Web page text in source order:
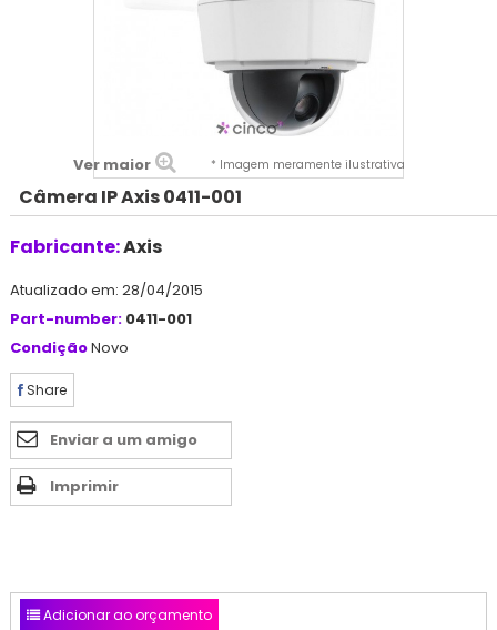
Ver maior * Imagem meramente ilustrativa
Câmera IP Axis 0411-001
Fabricante:Axis
Atualizado em: 28/04/2015
Part-number: 0411-001
CondiçãoNovo
Share
Enviar a um amigo
Imprimir
Adicionar ao orçamento